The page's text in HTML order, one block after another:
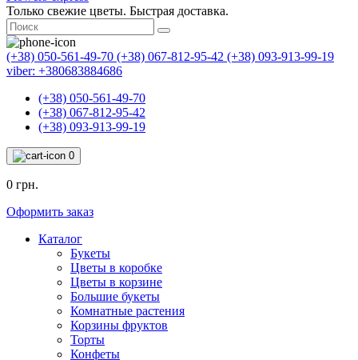
Только свежие цветы. Быстрая доставка.
(+38) 050-561-49-70 (+38) 067-812-95-42 (+38) 093-913-99-19
viber: +380683884686
(+38) 050-561-49-70
(+38) 067-812-95-42
(+38) 093-913-99-19
0
0 грн.
Оформить заказ
Каталог
Букеты
Цветы в коробке
Цветы в корзине
Большие букеты
Комнатные растения
Корзины фруктов
Торты
Конфеты